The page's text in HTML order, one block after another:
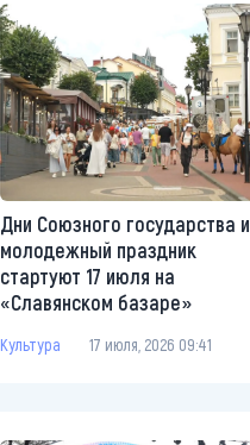
Дни Союзного государства и
молодежный праздник
стартуют 17 июля на
«Славянском базаре»
Культура 17 июля, 2026 09:41